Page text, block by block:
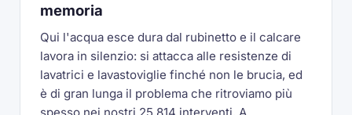
memoria
Qui l'acqua esce dura dal rubinetto e il calcare
lavora in silenzio: si attacca alle resistenze di
lavatrici e lavastoviglie finché non le brucia, ed
è di gran lunga il problema che ritroviamo più